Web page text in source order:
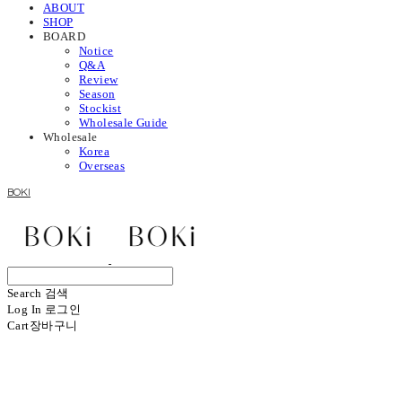
ABOUT
SHOP
BOARD
Notice
Q&A
Review
Season
Stockist
Wholesale Guide
Wholesale
Korea
Overseas
BOKI
Search 검색
Log In 로그인
Cart장바구니